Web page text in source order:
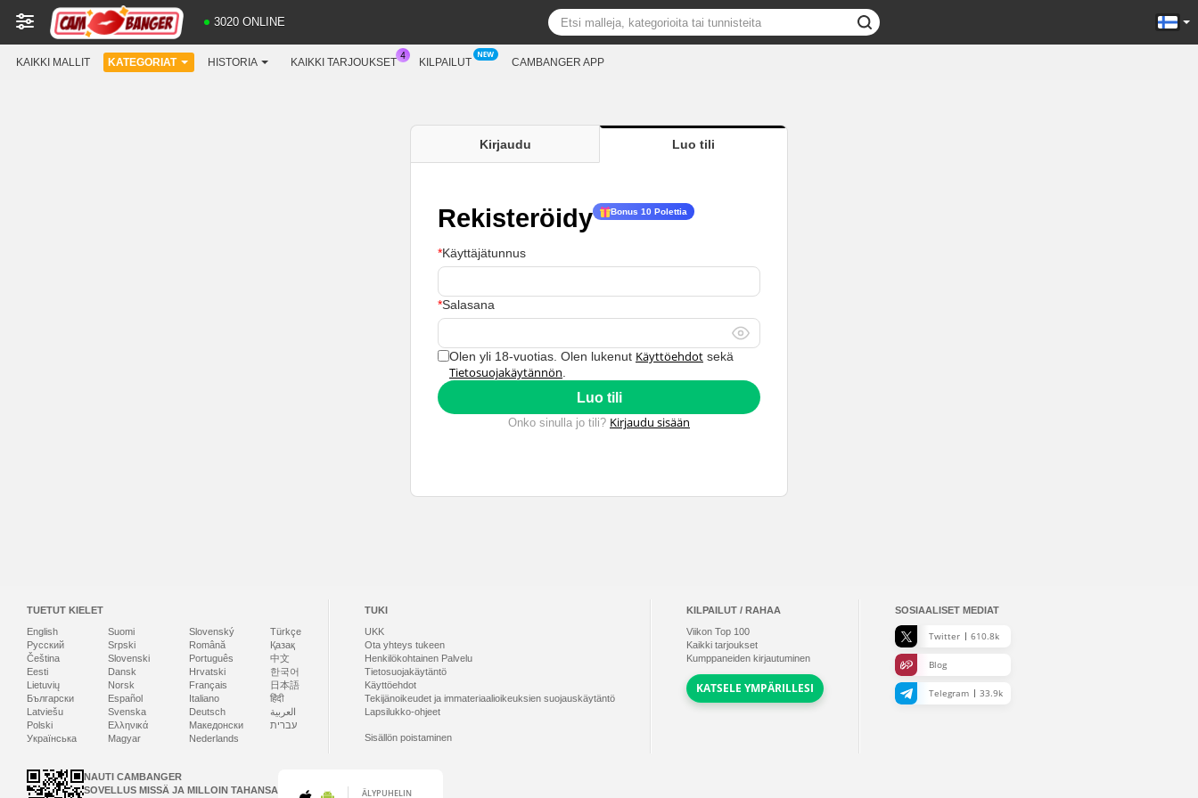
3020 ONLINE
KAIKKI MALLIT KATEGORIAT HISTORIA KAIKKI TARJOUKSET KILPAILUT CAMBANGER APP
Kirjaudu Luo tili
Rekisteröidy Bonus 10 Polettia
Käyttäjätunnus
Salasana
Olen yli 18-vuotias. Olen lukenut Käyttöehdot sekä
Tietosuojakäytännön
Luo tili
Onko sinulla jo tili? Kirjaudu sisään
TUETUT KIELET
English
Русский
Čeština
Eesti
Lietuvių
Български
Latviešu
Polski
Українська
Suomi
Srpski
Slovenski
Dansk
Norsk
Español
Svenska
Ελληνικά
Magyar
Slovenský
Română
Português
Hrvatski
Français
Italiano
Deutsch
Македонски
Nederlands
Türkçe
Қазақ
中文
한국어
日本語
हिंदी
العربية
עברית
TUKI
UKK
Ota yhteys tukeen
Henkilökohtainen Palvelu
Tietosuojakäytäntö
Käyttöehdot
Tekijänoikeudet ja immateriaalioikeuksien suojauskäytäntö
Lapsilukko-ohjeet
Sisällön poistaminen
KILPAILUT / RAHAA
Viikon Top 100
Kaikki tarjoukset
Kumppaneiden kirjautuminen
KATSELE YMPÄRILLESI
SOSIAALISET MEDIAT
Twitter 610.8k
Blog
Telegram 33.9k
NAUTI CAMBANGER
SOVELLUS MISSÄ JA MILLOIN TAHANSA
ÄLYPUHELIN